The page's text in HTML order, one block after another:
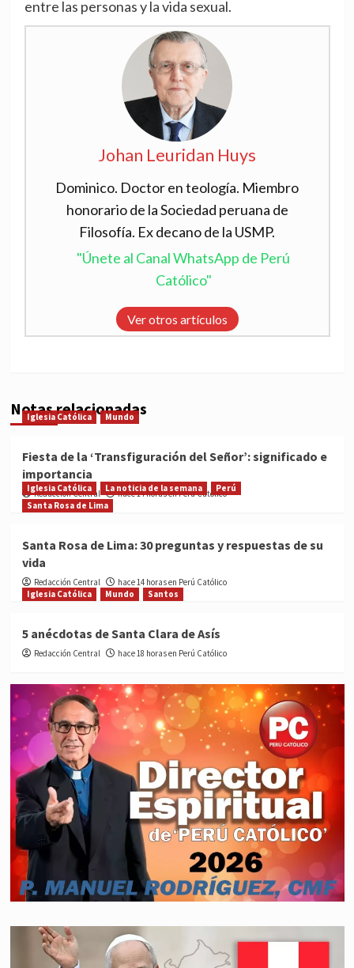
entre las personas y la vida sexual.
Johan Leuridan Huys
Dominico. Doctor en teología. Miembro
honorario de la Sociedad peruana de
Filosofía. Ex decano de la USMP.
"Únete al Canal WhatsApp de Perú
Católico"
Ver otros artículos
Notas relacionadas
Iglesia Católica Mundo
Fiesta de la ‘Transfiguración del Señor’: significado e
importancia
Redacción Central hace 14 horas en Perú Católico
Iglesia Católica La noticia de la semana
Perú
Santa Rosa de Lima
Santa Rosa de Lima: 30 preguntas y respuestas de su
vida
Redacción Central
hace 14 horas en Perú Católico
Iglesia Católica
Mundo Santos
5 anécdotas de Santa Clara de Asís
Redacción Central hace 18 horas en Perú Católico